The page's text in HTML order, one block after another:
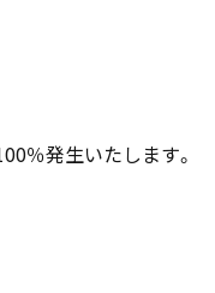
％発生いたします。